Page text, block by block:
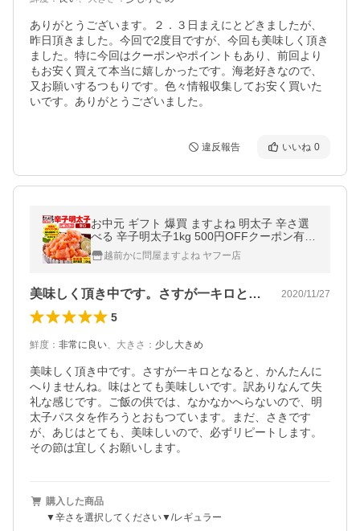
ありがとうございます。２．３日まえにとどきましたが、
昨日頂きました。今回で2度目ですが、今回も美味しく頂き
ました。特に今回はクーポンやポイントもあり、前回より
もお安く買えて本当に嬉しかったです。海老好きなので、
又お願いするつもりです。色々情報収集してお安く買いた
いです。ありがとうございました。
違反報告 いいね 0
お中元 ギフト 爆買 ますよね 明太子 辛さ選
べる 辛子明太子1kg 500円OFFクーポン有
無着色 国内加工 選べる 辛さ2段階 訳あり 50
0g×2 めんたいこ 魚卵
越前かに問屋ますよね ヤフー店
美味しく頂き中です。さすが一キロとなる… 2020/11/27
5
鮮度 ： 非常に良い、 大きさ ： 少し大きめ
美味しく頂き中です。さすが一キロとなると、かんたんに
へりませんね。味はとても美味しいです。訳ありなんて失
礼な感じです。ご飯の供では、なかなかへらないので、明
太子パスタを作ろうとおもつています。まだ、さきです
が、あじはとても、美味しいので、必ずリピートします。
その節は宜しくお願いします。
購入した商品
▼辛さを選択してください▼/レギュラー